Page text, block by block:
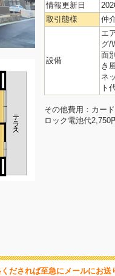
情報更新日
取引態様
仲
設備
エ
グ/
面
き
ネ
ト
その他費用：カー
ロック電池代2,750
だされば至急にメールにお送